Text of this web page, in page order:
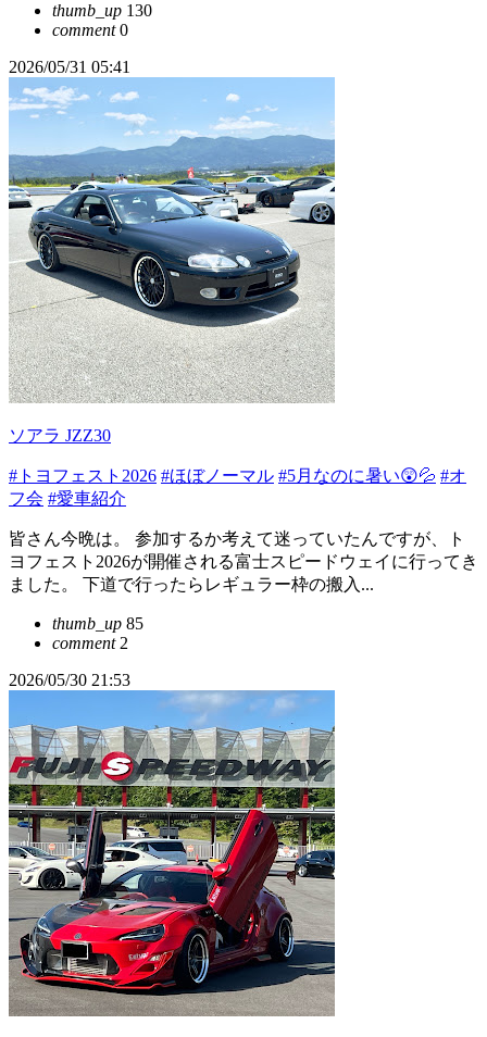
thumb_up 130
comment0
2026/05/31 05:41
ソアラ JZZ30
#トヨフェスト2026 #ほぼノーマル #5月なのに暑い😲💦 #オ
フ会 #愛車紹介
皆さん今晩は。 参加するか考えて迷っていたんですが、ト
ヨフェスト2026が開催される富士スピードウェイに行ってき
ました。 下道で行ったらレギュラー枠の搬入...
thumb_up 85
comment2
2026/05/30 21:53